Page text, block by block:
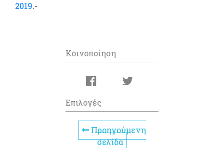
2019.-
Κοινοποίηση
Επιλογές
Προηγούμενη
σελίδα